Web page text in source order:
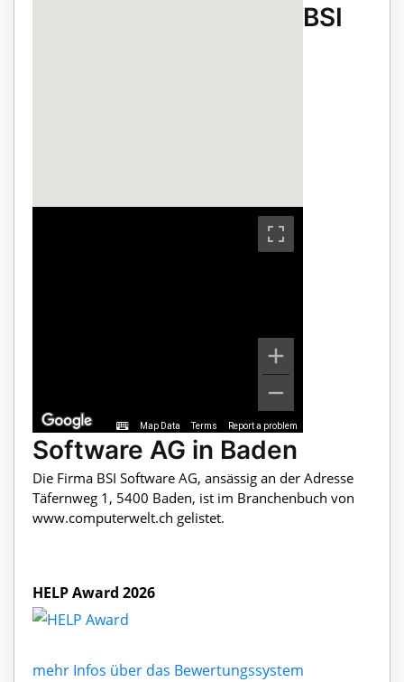
Map Data Terms Report a problem
BSI
Software AG in Baden
Die Firma BSI Software AG, ansässig an der Adresse
Täfernweg 1, 5400 Baden, ist im Branchenbuch von
www.computerwelt.ch gelistet.
HELP Award 2026
mehr Infos über das Bewertungssystem